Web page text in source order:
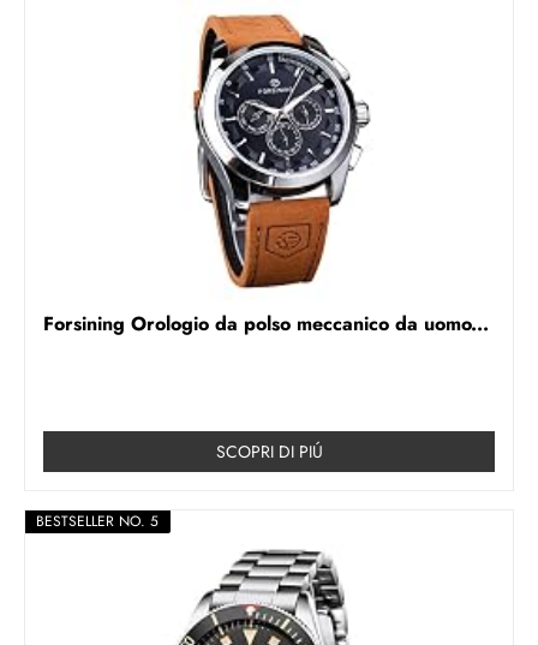
Forsining Orologio da polso meccanico da uomo...
SCOPRI DI PIÚ
BESTSELLER NO. 5